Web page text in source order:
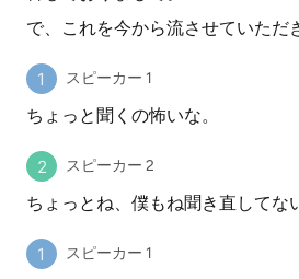
で、これを今から流させていただ
スピーカー 1
ちょっと聞くの怖いな。
スピーカー 2
ちょっとね、僕もね聞き直してな
スピーカー 1